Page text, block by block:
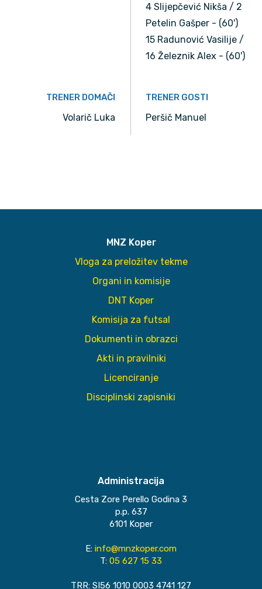
4 Slijepčević Nikša / 2
Petelin Gašper - (60')
15 Radunović Vasilije /
16 Železnik Alex - (60')
TRENER DOMAČI
Volarič Luka
TRENER GOSTI
Peršič Manuel
MNZ Koper
Vloga za preložitev tekme
Organi in komisije
DNT Koper
Komisija za futsal
Dokumenti in obrazci
Akti in pravilniki
Licenciranje
Disciplinski zapisniki
Administracija
Cesta Zore Perello Godina 3
p.p. 637
6101 Koper
E: info@mnzkoper.com
T: 05 627 15 33
TRR: SI56 1010 0003 4741 127